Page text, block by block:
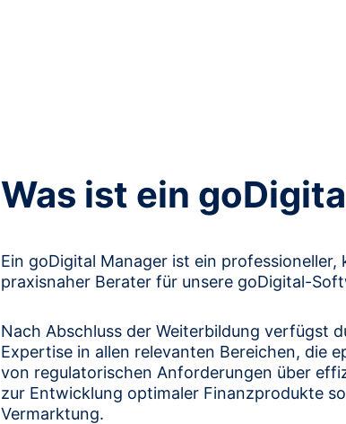
Ein goDigital Manager ist ein professioneller,
praxisnaher Berater für unsere goDigital-
Nach Abschluss der Weiterbildung verfügst
Expertise in allen relevanten Bereichen, die
von regulatorischen Anforderungen über
zur Entwicklung optimaler Finanzprodukte
Vermarktung.
Was ist ein